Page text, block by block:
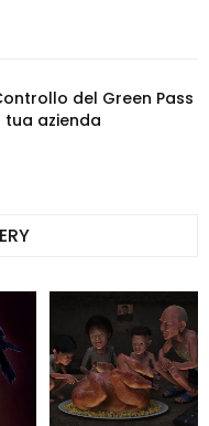
del Green Pass
azienda